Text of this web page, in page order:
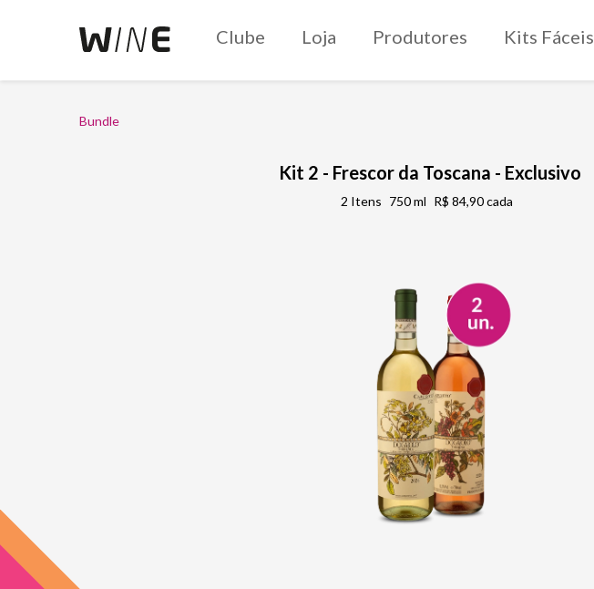
Clube Loja Produtores Kits Fáceis
Bundle
Kit 2 - Frescor da Toscana - Exclusivo
2 Itens 750 ml R$ 84,90 cada